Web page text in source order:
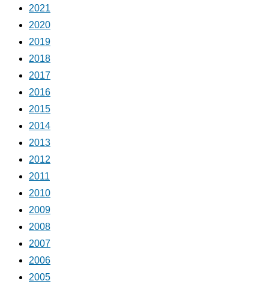
2021
2020
2019
2018
2017
2016
2015
2014
2013
2012
2011
2010
2009
2008
2007
2006
2005